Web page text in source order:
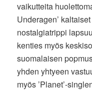
vaikutteita
Underagen’
nostalgiatrippi
kenties myös
suomalaisen
yhden yhtyeen
myös ’Planet’-